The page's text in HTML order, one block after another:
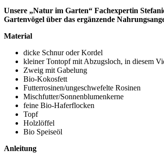
Unsere „Natur im Garten“ Fachexpertin
Gartenvögel über das ergänzende
Material
dicke Schnur oder Kordel
kleiner Tontopf mit Abzugsloch, in diesem
Zweig mit Gabelung
Bio-Kokosfett
Futterrosinen/ungeschwefelte Rosinen
Mischfutter/Sonnenblumenkerne
feine Bio-Haferflocken
Topf
Holzlöffel
Bio Speiseöl
Anleitung